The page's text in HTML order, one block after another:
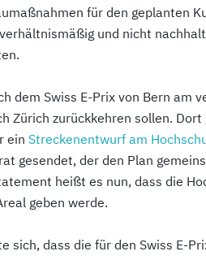
für den geplanten
und nicht
dem Swiss E-Prix von Bern am
Zürich zurückkehren sollen.
ein Streckenentwurf am
gesendet, der den Plan
heißt es nun, dass die
geben werde.
sich, dass die für den Swiss E-